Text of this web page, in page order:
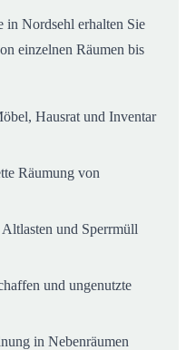
in Nordsehl erhalten Sie
einzelnen Räumen bis
Hausrat und Inventar
Räumung von
und Sperrmüll
und ungenutzte
in Nebenräumen